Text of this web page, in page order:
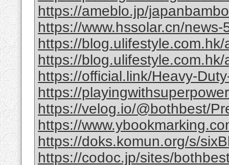
https://ameblo.jp/
https://www.hssolar.cn/news-
https://
https://
https://official.link/Heavy-
https://
https://velog.io/@bothbest/
https://
https://doks.komun.org/s/
https://codoc.jp/sites/